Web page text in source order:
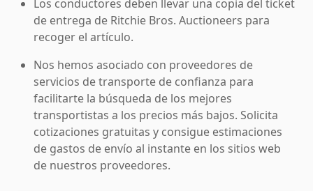
Los conductores deben llevar una copia del ticket
de entrega de Ritchie Bros. Auctioneers para
recoger el artículo.
Nos hemos asociado con proveedores de
servicios de transporte de confianza para
facilitarte la búsqueda de los mejores
transportistas a los precios más bajos. Solicita
cotizaciones gratuitas y consigue estimaciones
de gastos de envío al instante en los sitios web
de nuestros proveedores.